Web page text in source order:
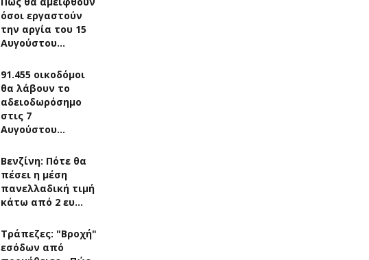
όσοι εργαστούν
την αργία του 15
Αυγούστου…
91.455 οικοδόμοι
θα λάβουν το
αδειοδωρόσημο
στις 7
Αυγούστου…
Βενζίνη: Πότε θα
πέσει η μέση
πανελλαδική τιμή
κάτω από 2 ευ…
Τράπεζες: "Βροχή"
εσόδων από